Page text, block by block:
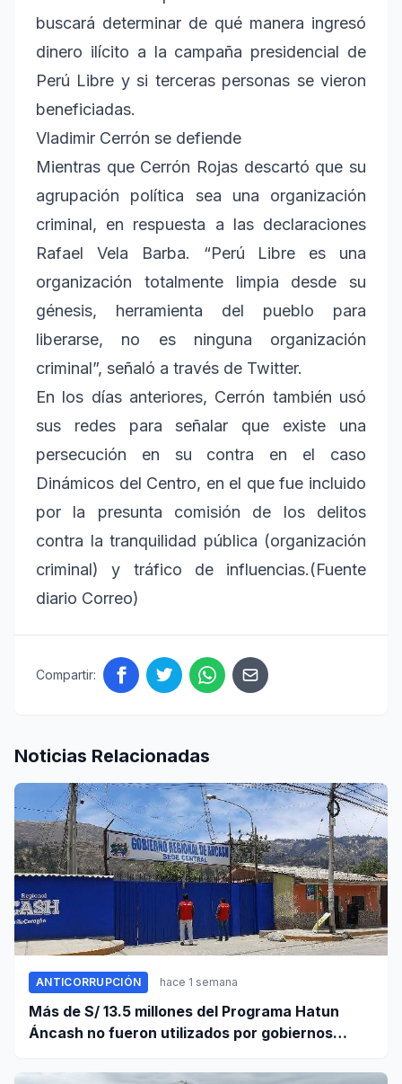
buscará determinar de qué manera ingresó
dinero ilícito a la campaña presidencial de
Perú Libre y si terceras personas se vieron
beneficiadas.
Vladimir Cerrón se defiende
Mientras que Cerrón Rojas descartó que su
agrupación política sea una organización
criminal, en respuesta a las declaraciones
Rafael Vela Barba. “Perú Libre es una
organización totalmente limpia desde su
génesis, herramienta del pueblo para
liberarse, no es ninguna organización
criminal”, señaló a través de Twitter.
En los días anteriores, Cerrón también usó
sus redes para señalar que existe una
persecución en su contra en el caso
Dinámicos del Centro, en el que fue incluido
por la presunta comisión de los delitos
contra la tranquilidad pública (organización
criminal) y tráfico de influencias.(Fuente
diario Correo)
Compartir:
Noticias Relacionadas
ANTICORRUPCIÓN hace 1 semana
Más de S/ 13.5 millones del Programa Hatun
Áncash no fueron utilizados por gobiernos